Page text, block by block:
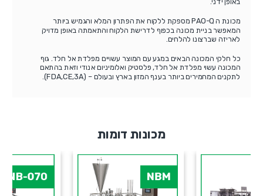
באופן ידני.
מכונת ה PAO-Q מספקת ללקוח את הפתרון המלא והגמיש ביותר
המאפשר בניית מכונה בכפוף לדרישת הלקוח והתאמתה באופן מדויק
לאריזה שברצונו להלחים.
כל חלקי המכונה הבאים במגע עם המוצר עשויים מפלדת אל חלד. גוף
המכונה עשוי מפלדת אל חלד, פלסטיק ואלומיניום אנודי וזאת בהתאם
לתקנים המחמירים ביותר בענף המזון בארץ ובעולם – (FDA,CE,3A).
מכונות דומות